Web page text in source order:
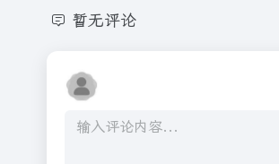
暂无评论